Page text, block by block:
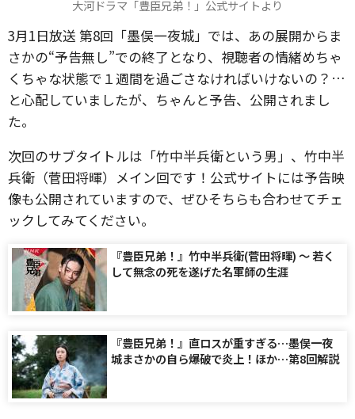
大河ドラマ「豊臣兄弟！」公式サイトより
3月1日放送 第8回「墨俣一夜城」では、あの展開からま
さかの“予告無し”での終了となり、視聴者の情緒めちゃ
くちゃな状態で１週間を過ごさなければいけないの？…
と心配していましたが、ちゃんと予告、公開されまし
た。
次回のサブタイトルは「竹中半兵衛という男」、竹中半
兵衛（菅田将暉）メイン回です！公式サイトには予告映
像も公開されていますので、ぜひそちらも合わせてチェ
ックしてみてください。
『豊臣兄弟！』竹中半兵衛(菅田将暉) 〜 若く
して無念の死を遂げた名軍師の生涯
『豊臣兄弟！』直ロスが重すぎる…墨俣一夜
城まさかの自ら爆破で炎上！ほか…第8回解説